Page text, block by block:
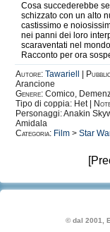
Cosa succederebbe
schizzato con un alto
castissimo e
nei panni dei loro
scaraventati nel
Racconto per ora
Autore: Tawariell
Arancione
Genere: Comico,
Tipo di coppia: Het |
Personaggi: Anakin
Amidala
Categoria: Film > Star
© dal 2001,